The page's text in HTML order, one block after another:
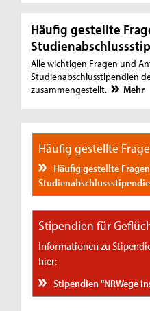
Häufig gestellte
Alle wichtigen Fragen und
Studienabschlusstipendien
zusammengestellt.
Mehr
Häufig gestellte
Häufig gestellte
Stipendien für
Informationen zu
hier:
Stipendien "NRWege